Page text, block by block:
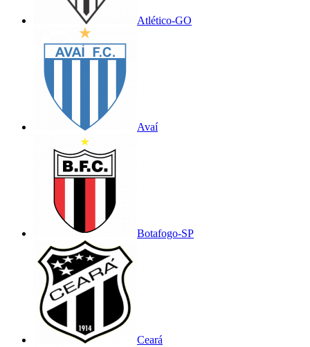
Atlético-GO
Avaí
Botafogo-SP
Ceará